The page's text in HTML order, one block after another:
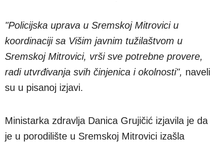
"Policijska uprava u Sremskoj Mitrovici u
koordinaciji sa Višim javnim tužilaštvom u
Sremskoj Mitrovici, vrši sve potrebne provere,
radi utvrđivanja svih činjenica i okolnosti", naveli
su u pisanoj izjavi.
Ministarka zdravlja Danica Grujičić izjavila je da
je u porodilište u Sremskoj Mitrovici izašla